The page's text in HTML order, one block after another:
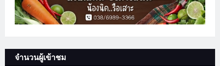
จำนวนผู้เข้าชม